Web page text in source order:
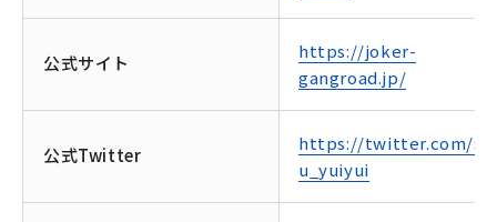
公式サイト
https://joker-
gangroad.jp/
公式Twitter
https://twitter.com/
u_yuiyui